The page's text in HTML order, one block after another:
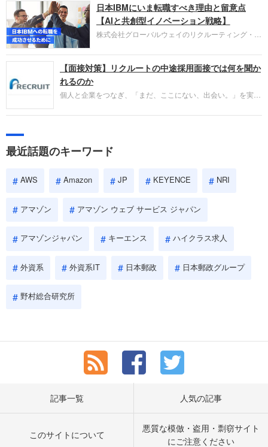
過去の具体的な業務成果やリーダーシップの発揮、
失敗からの学びが重視され、人間性やカルチャーフ
ィットも評価対象となり、長期的に成長できる仲間
であるかを多角的に審査されます。
日本IBMにいま転職すべき理由と留意点
【AIと共創型イノベーション戦略】
株式会社グローバルウェイのリクルーティング・パ
パーソンが利用する企業口コミサイト「キャリコ
ネ」の転職エージェントがお勧めするイチオシ企業
IBMです。採用面接対策の企業研究にご活用くださ
い。
【面接対策】リクルートの中途採用面接では何を聞か
れるのか
個人と企業をつなぎ、「まだ、ここにない、出会い。」を実現
やこれまでの成果を具体的に問われるほか、「人間性」も評価
しょう。
最近話題のキーワード
AWS Amazon JP KEYENCE NRI
アマゾン アマゾン ウェブ サービス ジャパン
アマゾンジャパン キーエンス ハイクラス求人
外資系 外資系IT 日本郵政 日本郵政グループ
野村総合研究所
記事一覧 人気の記事
このサイトについて
悪質な模倣・盗用・剽窃サイト
にご注意ください